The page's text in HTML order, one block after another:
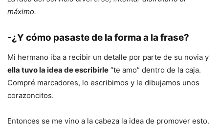
máximo.
-¿Y cómo pasaste de la forma a la frase?
Mi hermano iba a recibir un detalle por parte de su novia y
ella tuvo la idea de escribirle “te amo” dentro de la caja.
Compré marcadores, lo escribimos y le dibujamos unos
corazoncitos.
Entonces se me vino a la cabeza la idea de promover esto.